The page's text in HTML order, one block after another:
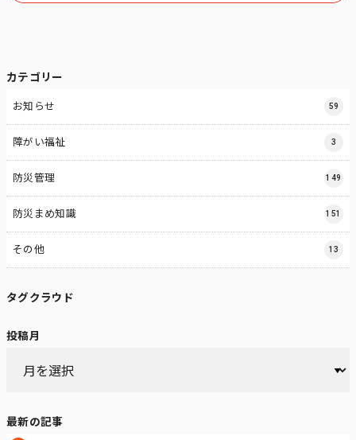
カテゴリー
お知らせ 59
障がい福祉 3
防災管理 149
防災まめ知識 151
その他 13
タグクラウド
投稿月
最新の記事